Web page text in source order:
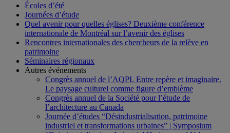
Écoles d’été
Journées d’étude
Quel avenir pour quelles églises? Deuxième conférence
internationale de Montréal sur l’avenir des églises
Rencontres internationales des chercheurs de la relève en
patrimoine
Séminaires régionaux
Autres événements
Congrès annuel de l’AQPI. Entre repère et imaginaire.
Le paysage culturel comme figure d’emblème
Congrès annuel de la Société pour l’étude de
l’architecture au Canada
Journée d’études “Désindustrialisation, patrimoine
industriel et transformations urbaines” | Symposium